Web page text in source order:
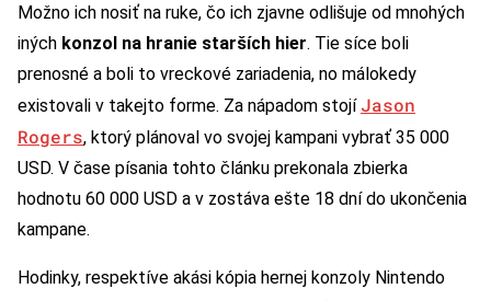
Možno ich nosiť na ruke, čo ich zjavne odlišuje od mnohých
iných konzol na hranie starších hier. Tie síce boli
prenosné a boli to vreckové zariadenia, no málokedy
existovali v takejto forme. Za nápadom stojí Jason
Rogers, ktorý plánoval vo svojej kampani vybrať 35 000
USD. V čase písania tohto článku prekonala zbierka
hodnotu 60 000 USD a v zostáva ešte 18 dní do ukončenia
kampane.
Hodinky, respektíve akási kópia hernej konzoly Nintendo